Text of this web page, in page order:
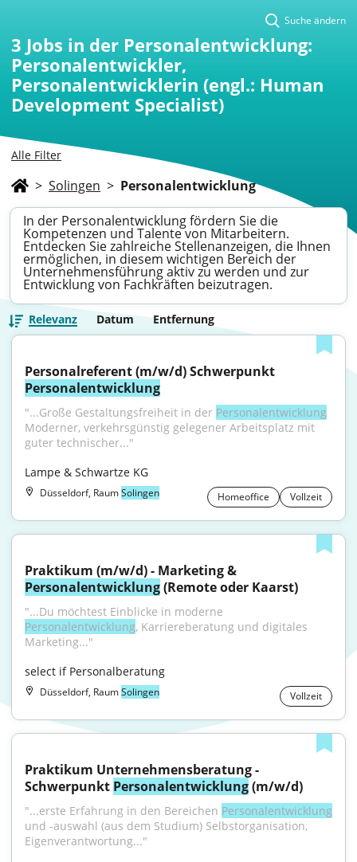
Alle Filter
Suche ändern
3 Jobs in der Personalentwicklung:
Personalentwickler,
Personalentwicklerin (engl.: Human
Development Specialist)
> Solingen > Personalentwicklung
In der Personalentwicklung fördern Sie die
Kompetenzen und Talente von Mitarbeitern.
Entdecken Sie zahlreiche Stellenanzeigen, die Ihnen
ermöglichen, in diesem wichtigen Bereich der
Unternehmensführung aktiv zu werden und zur
Entwicklung von Fachkräften beizutragen.
Relevanz Datum Entfernung
Personalentwicklung
"...Große Gestaltungsfreiheit in der Personalentwicklung
Moderner, verkehrsgünstig gelegener Arbeitsplatz mit
guter technischer..."
Lampe & Schwartze KG
Düsseldorf, RaumSolingen Homeoffice Vollzeit
Personalentwicklung (Remote oder Kaarst)
Personalentwicklung, Karriereberatung und digitales
Marketing..."
select if Personalberatung
Düsseldorf, RaumSolingen Vollzeit
Praktikum Unternehmensberatung -
Schwerpunkt Personalentwicklung (m/w/d)
"...erste Erfahrung in den Bereichen Personalentwicklung
und -auswahl (aus dem Studium) Selbstorganisation,
Eigenverantwortung..."